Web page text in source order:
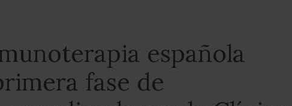
española
fase de